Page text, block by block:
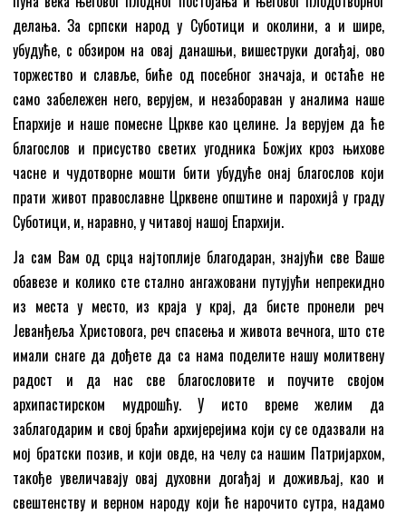
делања. За српски народ у Суботици и околини, а и шире,
убудуће, с обзиром на овај данашњи, вишеструки догађај, ово
торжество и славље, биће од посебног значаја, и остаће не
само забележен него, верујем, и незабораван у аналима наше
Епархије и наше помесне Цркве као целине. Ја верујем да ће
благослов и присуство светих угодника Божјих кроз њихове
часне и чудотворне мошти бити убудуће онај благослов који
прати живот православне Црквене општине и парохијâ у граду
Суботици, и, наравно, у читавој нашој Епархији.
Ја сам Вам од срца најтоплије благодаран, знајући све Ваше
обавезе и колико сте стално ангажовани путујући непрекидно
из места у место, из краја у крај, да бисте пронели реч
Јеванђеља Христовога, реч спасења и живота вечнога, што сте
имали снаге да дођете да са нама поделите нашу молитвену
радост и да нас све благословите и поучите својом
архипастирском мудрошћу. У исто време желим да
заблагодарим и свој браћи архијерејима који су се одазвали на
мој братски позив, и који овде, на челу са нашим Патријархом,
такође увеличавају овај духовни догађај и доживљај, као и
свештенству и верном народу који ће нарочито сутра, надамо